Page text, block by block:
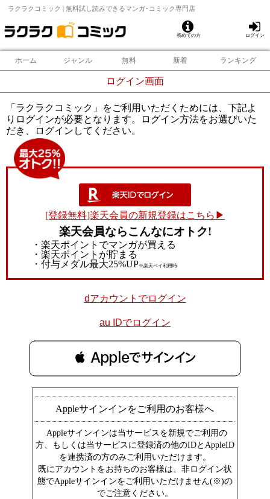
ラクラクコミック | 無料試し読みできるマンガ･コミック専門店
初めての方 ログイン
ホーム ジャンル 無料 新着 ランキング
ログイン画面
「ラクラクコミック」をご利用いただくためには、下記よ
りログインが必要となります。ログイン方法をお選びいた
だき、ログインしてください。
[登録無料]楽天会員の新規登録はこちら▶
楽天会員ならこんなにオトク!
・楽天ポイントでマンガが買える
・楽天ポイントが貯まる
・付与メダル最大25%UP※楽天ペイ利用時
dアカウントでログイン
au IDでログイン
 Appleでサインイン
Appleサインインをご利用のお客様へ
Appleサインインは当サービスを新規でご利用の
方、もしくは当サービスに登録済の他のIDとAppleID
を連携済の方のみご利用いただけます。
既にアカウントをお持ちのお客様は、非ログイン状
態でAppleサインインをご利用いただけません(※)の
でご注意ください。